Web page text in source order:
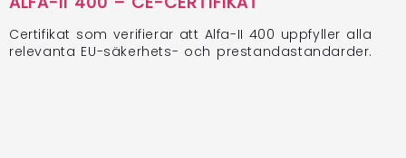
Certifikat som verifierar att Alfa-II 400 uppfyller alla
relevanta EU-säkerhets- och prestandastandarder.